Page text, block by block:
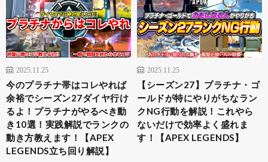
2025.11.25
今のプラチナ帯はコレやれば
余裕でシーズン27ダイヤ行け
るよ！プラチナがやるべき動
き10選！実践解説でランクの
動き方教えます！【APEX
LEGENDS立ち回り解説】
2025.11.25
【シーズン27】プラチナ・ゴ
ールドが特にやりがちなラン
クNG行動を解説！これやら
ないだけで効率よく盛れま
す！【APEX LEGENDS】